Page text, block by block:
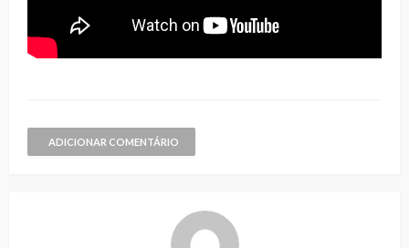
ADICIONAR COMENTÁRIO